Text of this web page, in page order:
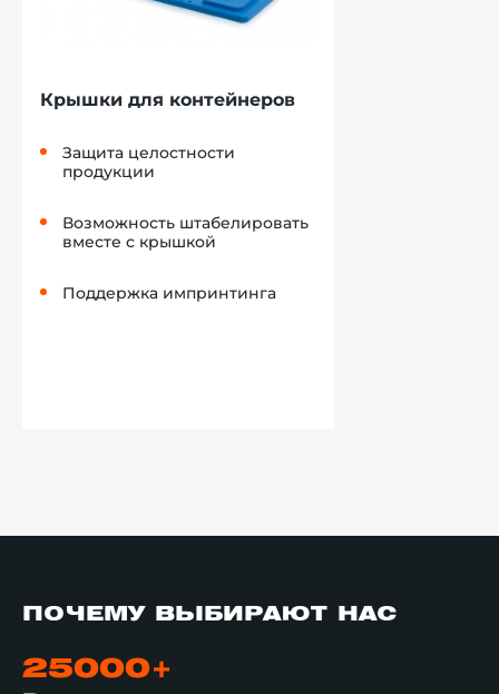
Крышки для контейнеров
Защита целостности
продукции
Возможность штабелировать
вместе с крышкой
Поддержка импринтинга
ПОЧЕМУ ВЫБИРАЮТ НАС
25000+